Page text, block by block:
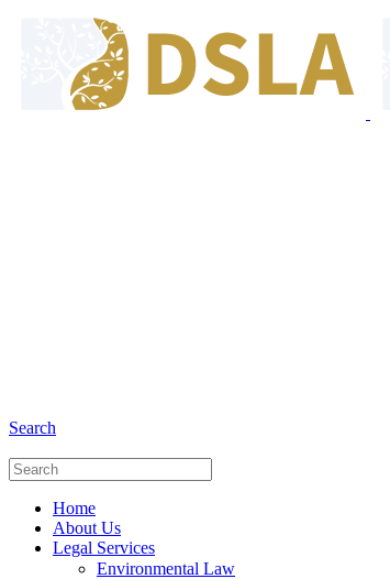
Search
Home
About Us
Legal Services
Environmental Law